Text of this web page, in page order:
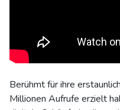
Berühmt für ihre
Millionen Aufrufe erzielt